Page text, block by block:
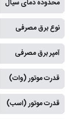
محدوده دمای سیال
نوع برق مصرفی
آمپر برق مصرفی
قدرت موتور (وات)
قدرت موتور (اسب)